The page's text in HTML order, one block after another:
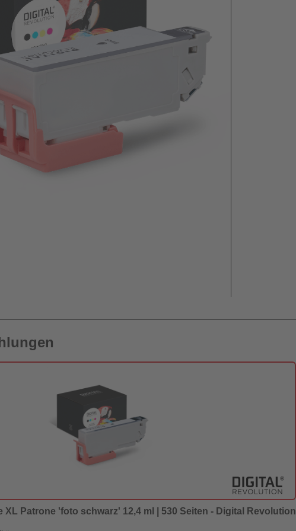
XL Patrone 'foto schwarz' 12,4 ml | 530 Seiten - Digital Revolution